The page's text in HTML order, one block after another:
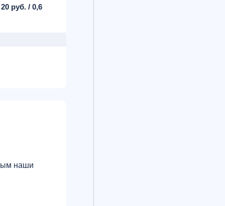
20 руб. / 0,6
наши